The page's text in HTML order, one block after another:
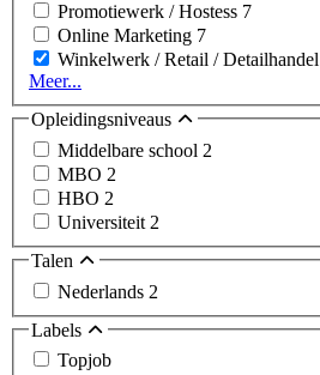
Promotiewerk / Hostess 7
Online Marketing 7
Winkelwerk / Retail / Detailhandel
Meer...
Opleidingsniveaus
Middelbare school 2
MBO 2
HBO 2
Universiteit 2
Talen
Nederlands 2
Labels
Topjob